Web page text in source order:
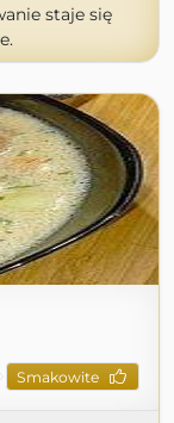
staje się
Smakowite